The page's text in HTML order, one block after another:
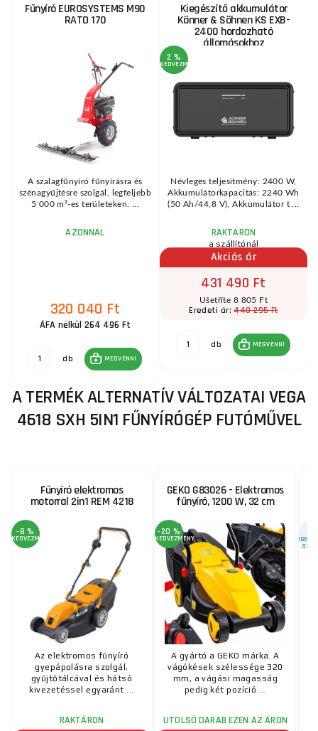
Fűnyíró EUROSYSTEMS M90
RATO 170
A szalagfűnyíró fűnyírásra és
szénagyűjtésre szolgál, legfeljebb
5 000 m²-es területeken. ...
AZONNAL
320 040 Ft
ÁFA nélkül 264 496 Ft
db MEGVENNI
Kiegészítő akkumulátor
Könner & Söhnen KS EXB-
2400 hordozható
állomásokhoz
2 %
KEDVEZMÉNY
Névleges teljesítmény: 2400 W,
Akkumulátorkapacitás: 2240 Wh
(50 Ah/44,8 V), Akkumulátor t ...
RAKTÁRON
a szállítónál
Akciós ár
431 490 Ft
Ušetříte 8 805 Ft
Eredeti ár:440 295 Ft
db MEGVENNI
A TERMÉK ALTERNATÍV VÁLTOZATAI VEGA
4618 SXH 5IN1 FŰNYÍRÓGÉP FUTÓMŰVEL
Fűnyíró elektromos
motorral 2in1 REM 4218
-8 %
KEDVEZMÉNY
Az elektromos fűnyíró
gyepápolásra szolgál,
gyűjtőtálcával és hátsó
kivezetéssel egyaránt ...
RAKTÁRON
GEKO G83026 - Elektromos
fűnyíró, 1200 W, 32 cm
-20 %
KEDVEZMÉNY
A gyártó a GEKO márka. A
vágókések szélessége 320
mm, a vágási magasság
pedig két pozíció ...
UTOLSÓ DARAB EZEN AZ ÁRON